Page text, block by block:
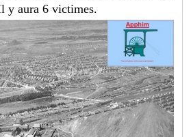
y aura 6 victimes.